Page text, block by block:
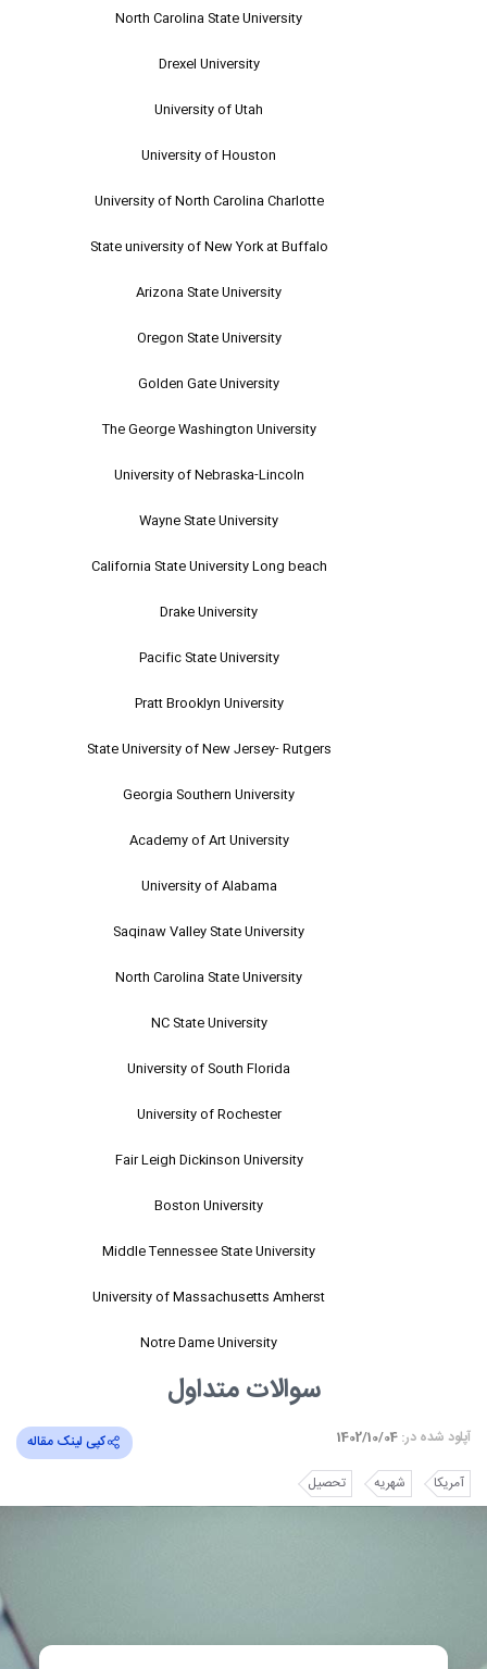
North Carolina State University
Drexel University
University of Utah
University of Houston
University of North Carolina Charlotte
State university of New York at Buffalo
Arizona State University
Oregon State University
Golden Gate University
The George Washington University
University of Nebraska-Lincoln
Wayne State University
California State University Long beach
Drake University
Pacific State University
Pratt Brooklyn University
State University of New Jersey- Rutgers
Georgia Southern University
Academy of Art University
University of Alabama
Saqinaw Valley State University
North Carolina State University
NC State University
University of South Florida
University of Rochester
Fair Leigh Dickinson University
Boston University
Middle Tennessee State University
University of Massachusetts Amherst
Notre Dame University
سوالات متداول
آپلود شده در: 1402/10/04
کپی لینک مقاله
آمریکا
شهریه تحصیل